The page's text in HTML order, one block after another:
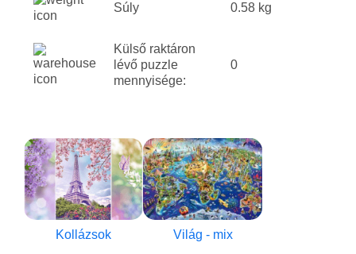
Súly 0.58 kg
Külső raktáron
lévő puzzle
mennyisége:
0
Kollázsok Világ - mix